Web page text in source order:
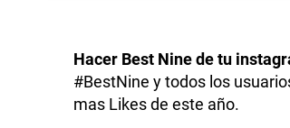
Hacer Best Nine de tu
#BestNine y todos los
mas Likes de este año.